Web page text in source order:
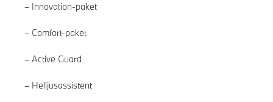
Innovation-paket
Comfort-paket
Active Guard
Helljusassistent